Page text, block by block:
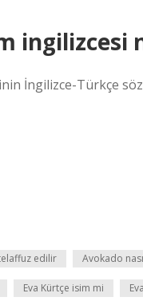
ingilizcesi
İngilizce-Türkçe
edilir Avokado
Eva Kürtçe isim mi